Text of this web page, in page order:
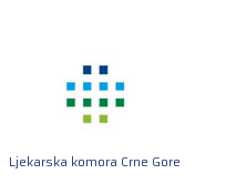
Ljekarska komora Crne Gore